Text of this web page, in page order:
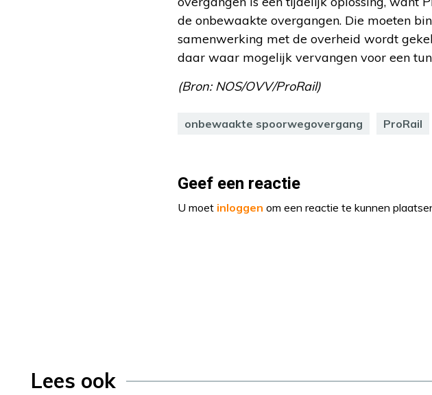
de onbewaakte overgangen. Die moeten
samenwerking met de overheid wordt
daar waar mogelijk vervangen voor een
(Bron: NOS/OVV/ProRail)
onbewaakte spoorwegovergang ProRail
Geef een reactie
U moet inloggen om een reactie te kunnen
Lees ook